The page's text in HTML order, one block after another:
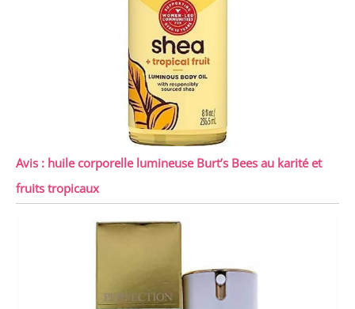
Avis : huile corporelle lumineuse Burt’s Bees au karité et
fruits tropicaux